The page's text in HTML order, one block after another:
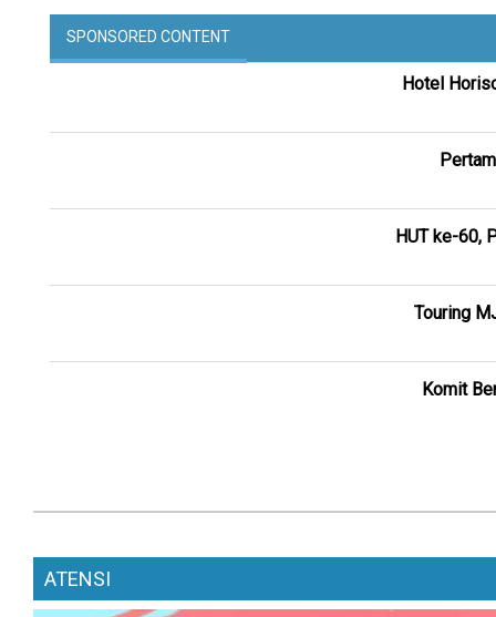
SPONSORED CONTENT
Hotel
HUT ke-60,
Touring
Komit
ATENSI